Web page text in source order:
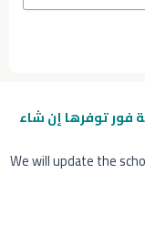
فور توفرها إن شاء
We will update the